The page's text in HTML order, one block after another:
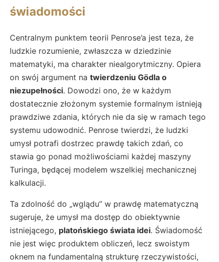
świadomości
Centralnym punktem teorii Penrose’a jest teza, że
ludzkie rozumienie, zwłaszcza w dziedzinie
matematyki, ma charakter niealgorytmiczny. Opiera
on swój argument na twierdzeniu Gödla o
niezupełności. Dowodzi ono, że w każdym
dostatecznie złożonym systemie formalnym istnieją
prawdziwe zdania, których nie da się w ramach tego
systemu udowodnić. Penrose twierdzi, że ludzki
umysł potrafi dostrzec prawdę takich zdań, co
stawia go ponad możliwościami każdej maszyny
Turinga, będącej modelem wszelkiej mechanicznej
kalkulacji.
Ta zdolność do „wglądu” w prawdę matematyczną
sugeruje, że umysł ma dostęp do obiektywnie
istniejącego, platońskiego świata idei. Świadomość
nie jest więc produktem obliczeń, lecz swoistym
oknem na fundamentalną strukturę rzeczywistości,